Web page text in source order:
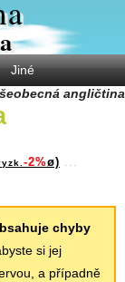
Jiné
angličtina
-2%ø) ...
chyby
si jej
a případně